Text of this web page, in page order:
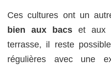
Ces cultures ont un
bien aux bacset aux
terrasse, il reste
régulières avec une